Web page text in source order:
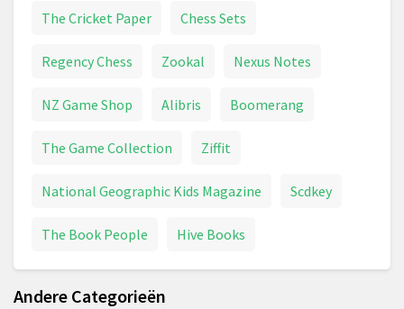
The Cricket Paper Chess Sets
Regency Chess Zookal Nexus Notes
NZ Game Shop Alibris Boomerang
The Game Collection Ziffit
National Geographic Kids Magazine Scdkey
The Book People Hive Books
Andere Categorieën